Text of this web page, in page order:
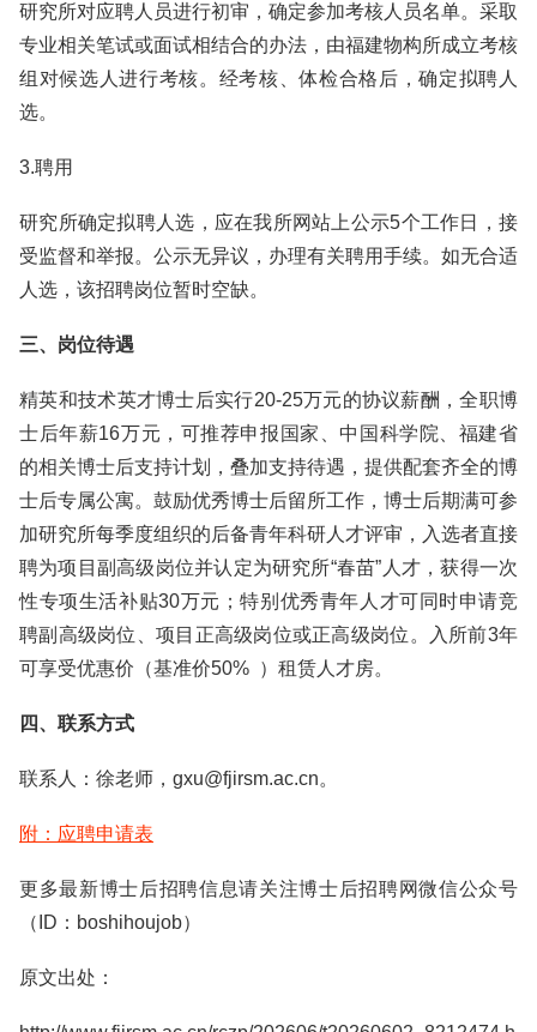
研究所对应聘人员进行初审，确定参加考核人员名单。采取
专业相关笔试或面试相结合的办法，由福建物构所成立考核
组对候选人进行考核。经考核、体检合格后，确定拟聘人
选。
3.聘用
研究所确定拟聘人选，应在我所网站上公示5个工作日，接
受监督和举报。公示无异议，办理有关聘用手续。如无合适
人选，该招聘岗位暂时空缺。
三、岗位待遇
精英和技术英才博士后实行20-25万元的协议薪酬，全职博
士后年薪16万元，可推荐申报国家、中国科学院、福建省
的相关博士后支持计划，叠加支持待遇，提供配套齐全的博
士后专属公寓。鼓励优秀博士后留所工作，博士后期满可参
加研究所每季度组织的后备青年科研人才评审，入选者直接
聘为项目副高级岗位并认定为研究所“春苗”人才，获得一次
性专项生活补贴30万元；特别优秀青年人才可同时申请竞
聘副高级岗位、项目正高级岗位或正高级岗位。入所前3年
可享受优惠价（基准价50% ）租赁人才房。
四、联系方式
联系人：徐老师，gxu@fjirsm.ac.cn。
附：应聘申请表
更多最新博士后招聘信息请关注博士后招聘网微信公众号
（ID：boshihoujob）
原文出处：